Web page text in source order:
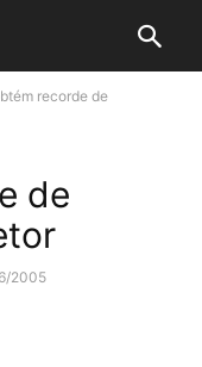
recorde de
de
2005